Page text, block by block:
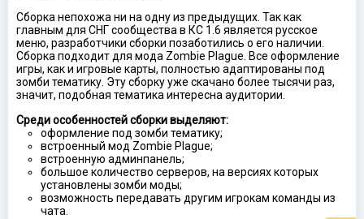
Сборка непохожа ни на одну из предыдущих. Так как
главным для СНГ сообщества в КС 1.6 является русское
меню, разработчики сборки позаботились о его наличии.
Сборка подходит для мода Zombie Plague. Все оформление
игры, как и игровые карты, полностью адаптированы под
зомби тематику. Эту сборку уже скачано более тысячи раз,
значит, подобная тематика интересна аудитории.
Среди особенностей сборки выделяют:
оформление под зомби тематику;
встроенный мод Zombie Plague;
встроенную админпанель;
большое количество серверов, на версиях которых
установлены зомби моды;
возможность передавать другим игрокам команды из
чата.